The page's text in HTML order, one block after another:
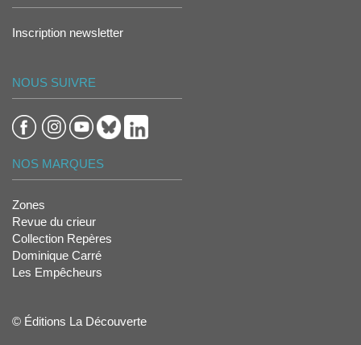
Inscription newsletter
NOUS SUIVRE
NOS MARQUES
Zones
Revue du crieur
Collection Repères
Dominique Carré
Les Empêcheurs
© Éditions La Découverte